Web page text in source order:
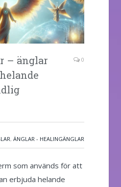
– änglar
0
, ÄNGLAR - HEALINGÄNGLAR
som används för att
erbjuda helande